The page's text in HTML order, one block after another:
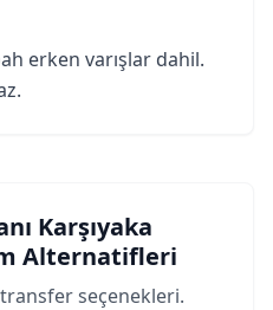
erken varışlar dahil.
Karşıyaka
Alternatifleri
seçenekleri.